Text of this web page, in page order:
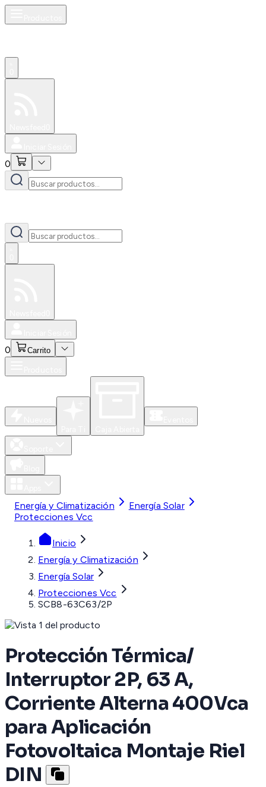
0
0 Carrito
Energía y Climatización
Energía Solar
Protecciones Vcc
Inicio
Energía y Climatización
Energía Solar
Protecciones Vcc
SCB8-63C63/2P
Protección Térmica/
Interruptor 2P, 63 A,
Corriente Alterna 400Vca
para Aplicación
Fotovoltaica Montaje Riel
DIN